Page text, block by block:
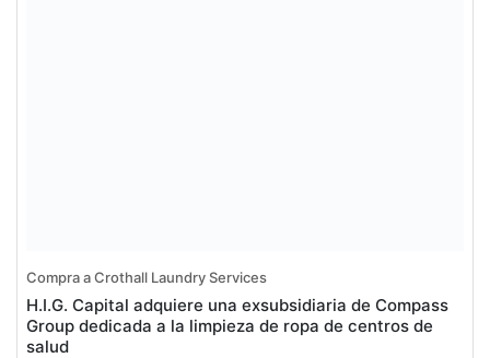
Compra a Crothall Laundry Services
H.I.G. Capital adquiere una exsubsidiaria de Compass
Group dedicada a la limpieza de ropa de centros de
salud